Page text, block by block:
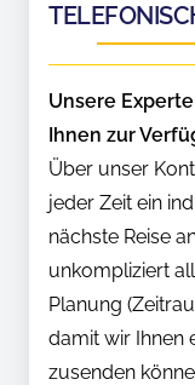
Unsere
Ihnen zur
Über unser
jeder Zeit ein
nächste Reise
unkompliziert
Planung
damit wir Ihnen
zusenden